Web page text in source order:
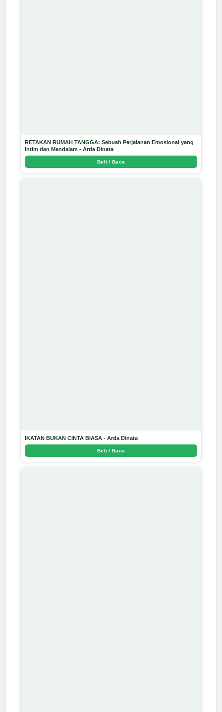
RETAKAN RUMAH TANGGA: Sebuah Perjalanan Emosional yang
Intim dan Mendalam - Arda Dinata
Beli / Baca
IKATAN BUKAN CINTA BIASA - Arda Dinata
Beli / Baca